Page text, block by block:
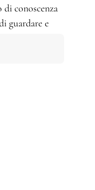
di conoscenza
guardare e